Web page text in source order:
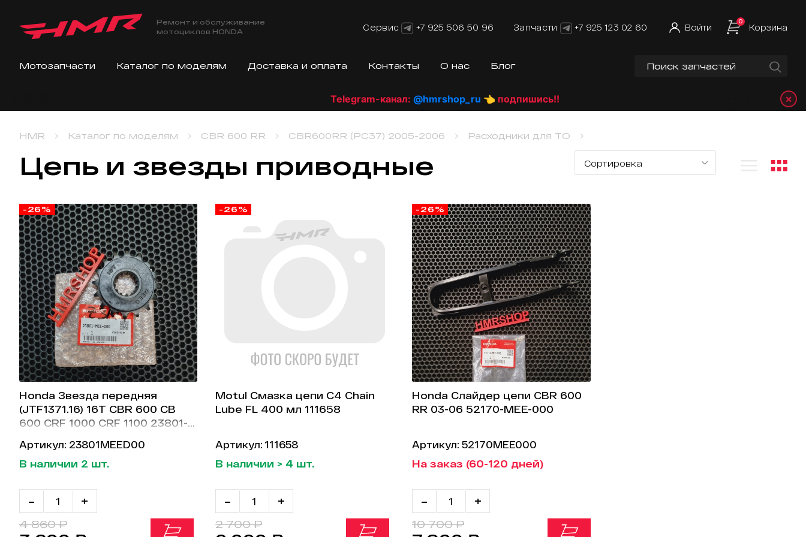
Ремонт и обслуживание
мотоциклов HONDA
Сервис +7 925 506 50 96 Запчасти +7 925 123 02 60 Войти
0
Корзина
Мотозапчасти Каталог по моделям Доставка и оплата Контакты О нас Блог
Telegram-канал:@hmrshop_ru👈 подпишись!! ×
HMR Каталог по моделям CBR 600 RR CBR600RR (PC37) 2005-2006 Расходники для ТО
Цепь и звезды приводные
-26%
Honda Звезда передняя
(JTF1371.16) 16Т CBR 600 CB
600 CRF 1000 CRF 1100 23801-
Артикул: 23801MEED00
В наличии 2 шт.
- +
4 860 ₽
-26%
Motul Смазка цепи C4 Chain
Lube FL 400 мл 111658
Артикул: 111658
В наличии > 4 шт.
- +
2 700 ₽
-26%
Honda Слайдер цепи CBR 600
RR 03-06 52170-MEE-000
Артикул: 52170MEE000
На заказ (60-120 дней)
- +
10 700 ₽